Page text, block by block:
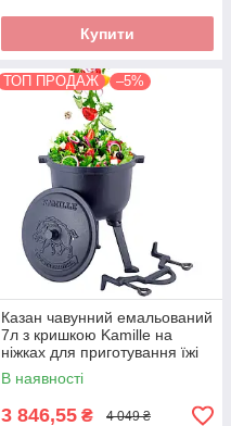
Купити
ТОП ПРОДАЖ –5%
Казан чавунний емальований
7л з кришкою Kamille на
ніжках для приготування їжі
на вогні і плити KM-4801M
В наявності
3 846,55 ₴ 4 049 ₴